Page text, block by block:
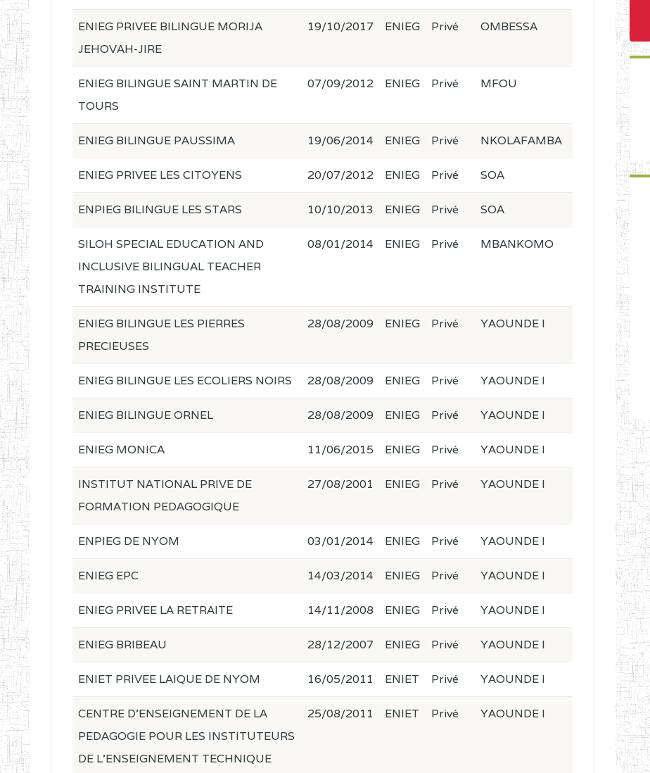
ENIEG PRIVEE BILINGUE MORIJA
JEHOVAH-JIRE
19/10/2017 ENIEG Privé OMBESSA
ENIEG BILINGUE SAINT MARTIN DE
TOURS
07/09/2012 ENIEG Privé MFOU
ENIEG BILINGUE PAUSSIMA 19/06/2014 ENIEG Privé NKOLAFAMBA
ENIEG PRIVEE LES CITOYENS 20/07/2012 ENIEG Privé SOA
ENPIEG BILINGUE LES STARS 10/10/2013 ENIEG Privé SOA
SILOH SPECIAL EDUCATION AND
INCLUSIVE BILINGUAL TEACHER
TRAINING INSTITUTE
08/01/2014 ENIEG Privé MBANKOMO
ENIEG BILINGUE LES PIERRES
PRECIEUSES
28/08/2009 ENIEG Privé YAOUNDE I
ENIEG BILINGUE LES ECOLIERS NOIRS 28/08/2009 ENIEG Privé YAOUNDE I
ENIEG BILINGUE ORNEL 28/08/2009 ENIEG Privé YAOUNDE I
ENIEG MONICA 11/06/2015 ENIEG Privé YAOUNDE I
INSTITUT NATIONAL PRIVE DE
FORMATION PEDAGOGIQUE
27/08/2001 ENIEG Privé YAOUNDE I
ENPIEG DE NYOM 03/01/2014 ENIEG Privé YAOUNDE I
ENIEG EPC 14/03/2014 ENIEG Privé YAOUNDE I
ENIEG PRIVEE LA RETRAITE 14/11/2008 ENIEG Privé YAOUNDE I
ENIEG BRIBEAU 28/12/2007 ENIEG Privé YAOUNDE I
ENIET PRIVEE LAIQUE DE NYOM 16/05/2011 ENIET Privé YAOUNDE I
CENTRE D'ENSEIGNEMENT DE LA
PEDAGOGIE POUR LES INSTITUTEURS
DE L'ENSEIGNEMENT TECHNIQUE
25/08/2011 ENIET Privé YAOUNDE I